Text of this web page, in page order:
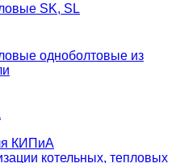
SK, SL
одноболтовые из
КИПиА
котельных, тепловых